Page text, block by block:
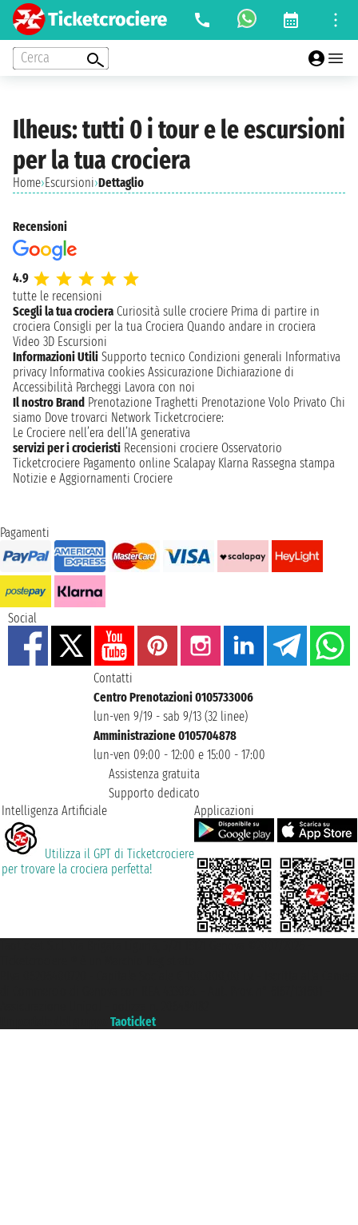
Cerca
Ilheus: tutti 0 i tour e le escursioni
per la tua crociera
Home›Escursioni›Dettaglio
Recensioni
4.9
tutte le recensioni
Scegli la tua crociera Curiosità sulle crociere Prima di partire in
crociera Consigli per la tua Crociera Quando andare in crociera
Video 3D Escursioni
Informazioni Utili Supporto tecnico Condizioni generali Informativa
privacy Informativa cookies Assicurazione Dichiarazione di
Accessibilità Parcheggi Lavora con noi
Il nostro Brand Prenotazione Traghetti Prenotazione Volo Privato Chi
siamo Dove trovarci Network Ticketcrociere:
Le Crociere nell’era dell’IA generativa
servizi per i crocieristi Recensioni crociere Osservatorio
Ticketcrociere Pagamento online Scalapay Klarna Rassegna stampa
Notizie e Aggiornamenti Crociere
Pagamenti
Social
Contatti
Centro Prenotazioni 0105733006
lun-ven 9/19 - sab 9/13 (32 linee)
Amministrazione 0105704878
lun-ven 09:00 - 12:00 e 15:00 - 17:00
Assistenza gratuita
Supporto dedicato
Intelligenza Artificiale
Utilizza il GPT di Ticketcrociere
per trovare la crociera perfetta!
Applicazioni
Taoticket